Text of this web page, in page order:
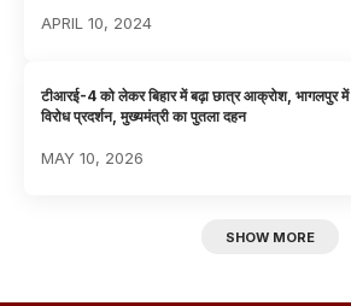
APRIL 10, 2024
टीआरई-4 को लेकर बिहार में बढ़ा छात्र आक्रोश, भागलपुर में
विरोध प्रदर्शन, मुख्यमंत्री का पुतला दहन
MAY 10, 2026
SHOW MORE